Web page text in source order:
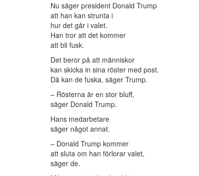
Nu säger president Donald Trump
att han kan strunta i
hur det går i valet.
Han tror att det kommer
att bli fusk.
Det beror på att människor
kan skicka in sina röster med post.
Då kan de fuska, säger Trump.
– Rösterna är en stor bluff,
säger Donald Trump.
Hans medarbetare
säger något annat.
– Donald Trump kommer
att sluta om han förlorar valet,
säger de.